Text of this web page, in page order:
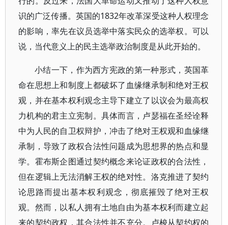
识的广泛传播。英国的1832年改革深受这种人权理念
的影响，率先在议员选举中落实民众的选举权。可以
说，当代意义上的民主选举政治制度是从此开始的。
小结一下，作为西方宪政的第一种形式，英国革
命在思想上和制度上都破坏了血缘继承制和绝对王权
观，并在基本权利观念主导下建立了以议会为最高权
力机构的君主立宪制。具体而言，卢瑟福在圣经诠释
中为人民的自卫权辩护，冲击了绝对王权观和血缘继
承制，导致了政权合法性问题成为思想界的热点和显
学。霍布斯企图通过契约概念来论证政权的合法性，
但在逻辑上无法消解王权的绝对性。洛克推进了契约
论思路而提出基本权利观念，彻底摧毁了绝对王权
观。然而，以私人拥有土地自由为基本权利而建立起
来的契约政权，其合法性并不充分。卢梭从契约权的